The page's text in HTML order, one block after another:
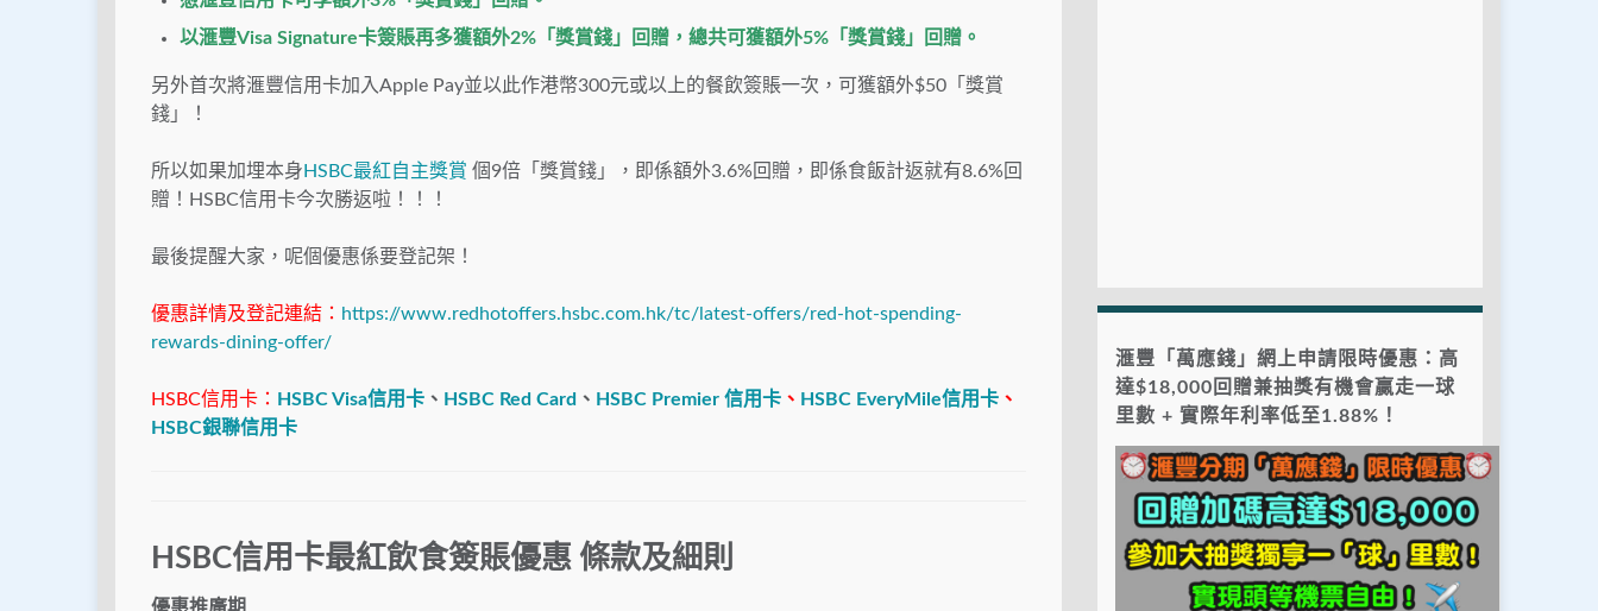
以滙豐Visa Signature卡簽賬再多獲額外2%「獎賞錢」回贈，總共可獲額外5%「獎賞錢」回贈。
另外首次將滙豐信用卡加入Apple Pay並以此作港幣300元或以上的餐飲簽賬一次，可獲額外$50「獎賞
錢」！
所以如果加埋本身 HSBC最紅自主獎賞 個9倍「獎賞錢」，即係額外3.6%回贈，即係食飯計返就有8.6%回
贈！HSBC信用卡今次勝返啦！！！
最後提醒大家，呢個優惠係要登記架！
優惠詳情及登記連結： https://www.redhotoffers.hsbc.com.hk/tc/latest-offers/red-hot-spending-
rewards-dining-offer/
HSBC信用卡： HSBC Visa信用卡 、 HSBC Red Card 、 HSBC Premier 信用卡 、 HSBC EveryMile信用卡 、
HSBC銀聯信用卡
HSBC信用卡最紅飲食簽賬優惠 條款及細則
滙豐「萬應錢」網上申請限時優惠：高
達$18,000回贈兼抽獎有機會贏走一球
里數 + 實際年利率低至1.88%！